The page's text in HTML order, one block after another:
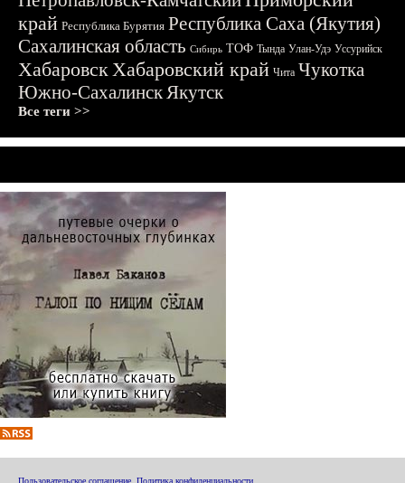
край Республика Бурятия Республика Саха (Якутия)
Сахалинская область Сибирь ТОФ Тында Улан-Удэ Уссурийск
ХабаровскХабаровский край Чита Чукотка
Южно-СахалинскЯкутск
Все теги >>
Пользовательское соглашение Политика конфиденциальности